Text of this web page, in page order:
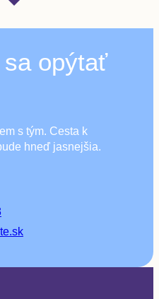
sa opýtať
s tým. Cesta k
hneď jasnejšia.